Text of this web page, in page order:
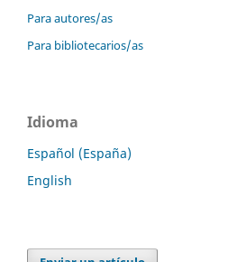
Para autores/as
Para bibliotecarios/as
Idioma
Español (España)
English